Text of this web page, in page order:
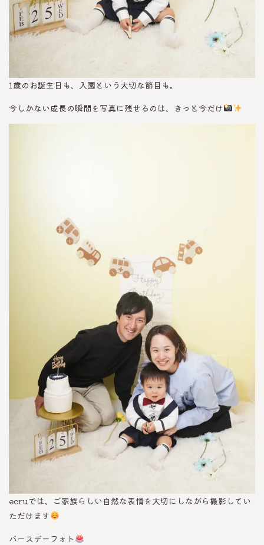
1歳のお誕生日も、入園という大切な節目も。
今しかない成長の瞬間を写真に残せるのは、きっと今だけ
ecruでは、ご家族らしい自然な表情を大切にしながら撮影してい
ただけます
バースデーフォト